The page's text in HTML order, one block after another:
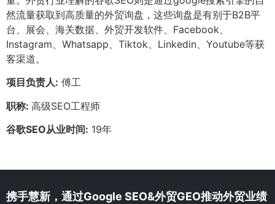
然流量获取到高质量的外贸询盘，这些询盘是有别于B2B平
台、展会、海关数据、外贸开发软件、Facebook、
Instagram、Whatsapp、Tiktok、Linkedin、Youtube等获
客渠道。
项目负责人: 傅工
职称: 高级SEO工程师
谷歌SEO从业时间: 19年
携手慧新，通过Google SEO&外贸GEO推动外贸业绩